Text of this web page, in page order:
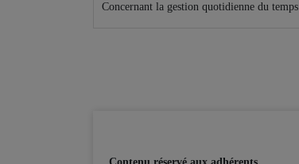
Concernant la gestion quotidienne du